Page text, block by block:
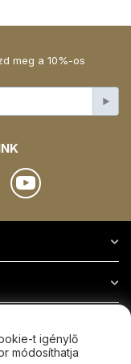
meg a 10%-os
t igénylő
módosíthatja